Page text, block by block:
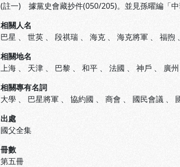
(註一) 據黨史會藏抄件(050/205)。並見孫曜編「中
相關人名
巴星 、 世英 、 段祺瑞 、 海克 、 海克將軍 、 福煦
相關地名
上海 、 天津 、 巴黎 、 和平 、 法國 、 神戶 、 廣州
相關專有名詞
大學 、 巴星將軍 、 協約國 、 商會 、 國民會議 、
出處
國父全集
冊數
第五冊